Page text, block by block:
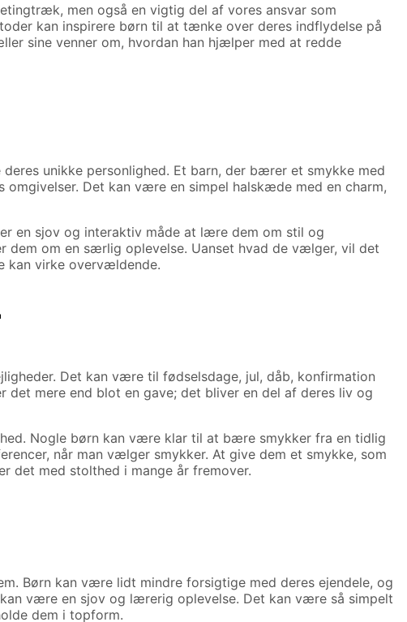
men også en vigtig del af vores ansvar som
kan inspirere børn til at tænke over deres indflydelse på
sine venner om, hvordan han hjælper med at redde
unikke personlighed. Et barn, der bærer et smykke med
Det kan være en simpel halskæde med en charm,
en sjov og interaktiv måde at lære dem om stil og
dem om en særlig oplevelse. Uanset hvad de vælger, vil det
kan virke overvældende.
Det kan være til fødselsdage, jul, dåb, konfirmation
mere end blot en gave; det bliver en del af deres liv og
Nogle børn kan være klar til at bære smykker fra en tidlig
når man vælger smykker. At give dem et smykke, som
det med stolthed i mange år fremover.
Børn kan være lidt mindre forsigtige med deres ejendele, og
være en sjov og lærerig oplevelse. Det kan være så simpelt
dem i topform.